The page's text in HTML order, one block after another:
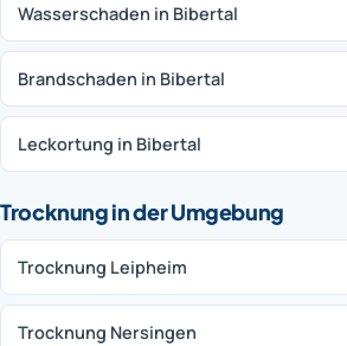
Wasserschaden in Bibertal
Brandschaden in Bibertal
Leckortung in Bibertal
Trocknung in der Umgebung
Trocknung Leipheim
Trocknung Nersingen